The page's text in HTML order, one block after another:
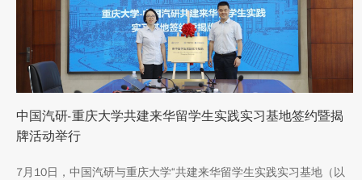
中国汽研-重庆大学共建来华留学生实践实习基地签约暨揭
牌活动举行
7月10日，中国汽研与重庆大学“共建来华留学生实践实习基地（以